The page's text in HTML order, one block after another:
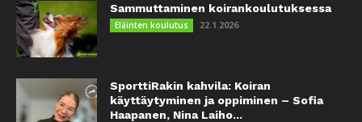
Sammuttaminen koirankoulutuksessa
Eläinten koulutus 22.1.2026
SporttiRakin kahvila: Koiran
käyttäytyminen ja oppiminen – Sofia
Haapanen, Nina Laiho...